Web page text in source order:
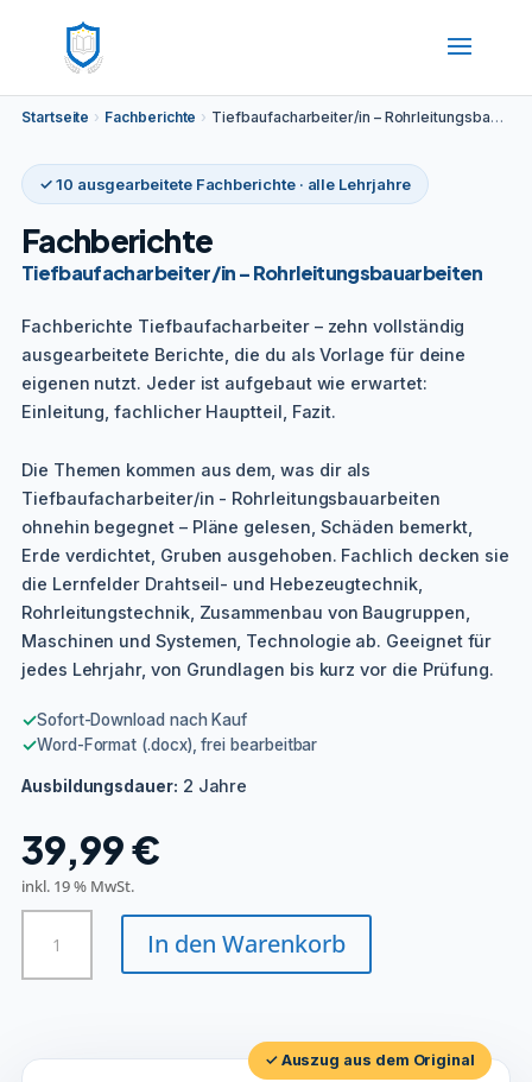
Startseite › Fachberichte › Tiefbaufacharbeiter/in – Rohrleitungsbauarbeiten
✓ 10 ausgearbeitete Fachberichte · alle Lehrjahre
Fachberichte
Tiefbaufacharbeiter/in – Rohrleitungsbauarbeiten
Fachberichte Tiefbaufacharbeiter – zehn vollständig
ausgearbeitete Berichte, die du als Vorlage für deine
eigenen nutzt. Jeder ist aufgebaut wie erwartet:
Einleitung, fachlicher Hauptteil, Fazit.
Die Themen kommen aus dem, was dir als
Tiefbaufacharbeiter/in - Rohrleitungsbauarbeiten
ohnehin begegnet – Pläne gelesen, Schäden bemerkt,
Erde verdichtet, Gruben ausgehoben. Fachlich decken sie
die Lernfelder Drahtseil- und Hebezeugtechnik,
Rohrleitungstechnik, Zusammenbau von Baugruppen,
Maschinen und Systemen, Technologie ab. Geeignet für
jedes Lehrjahr, von Grundlagen bis kurz vor die Prüfung.
✓Sofort-Download nach Kauf
✓Word-Format (.docx), frei bearbeitbar
Ausbildungsdauer: 2 Jahre
39,99€
inkl. 19 % MwSt.
Tiefbaufacharbeiter/in
Rohrleitungsbauarbeiten
In den Warenkorb
✓ Auszug aus dem Original